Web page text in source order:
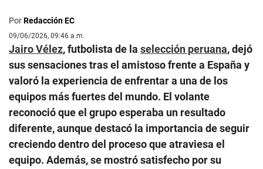
PorRedacción EC
09/06/2026, 09:46 a.m.
Jairo Vélez, futbolista de la selección peruana, dejó
sus sensaciones tras el amistoso frente a España y
valoró la experiencia de enfrentar a una de los
equipos más fuertes del mundo. El volante
reconoció que el grupo esperaba un resultado
diferente, aunque destacó la importancia de seguir
creciendo dentro del proceso que atraviesa el
equipo. Además, se mostró satisfecho por su